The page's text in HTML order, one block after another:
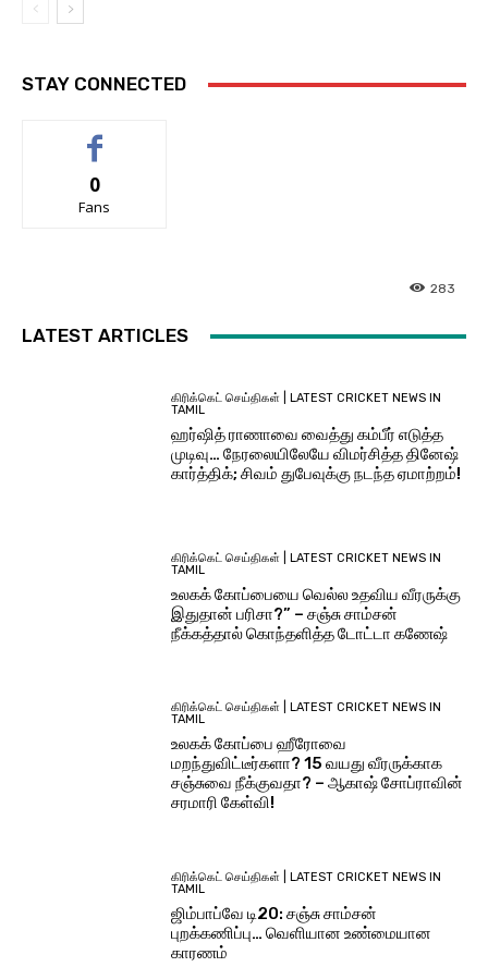
STAY CONNECTED
0
Fans
283
LATEST ARTICLES
கிரிக்கெட் செய்திகள் | LATEST CRICKET NEWS IN
TAMIL
ஹர்ஷித் ராணாவை வைத்து கம்பீர் எடுத்த
முடிவு… நேரலையிலேயே விமர்சித்த தினேஷ்
கார்த்திக்; சிவம் துபேவுக்கு நடந்த ஏமாற்றம்!
கிரிக்கெட் செய்திகள் | LATEST CRICKET NEWS IN
TAMIL
உலகக் கோப்பையை வெல்ல உதவிய வீரருக்கு
இதுதான் பரிசா?” – சஞ்சு சாம்சன்
நீக்கத்தால் கொந்தளித்த டோட்டா கணேஷ்
கிரிக்கெட் செய்திகள் | LATEST CRICKET NEWS IN
TAMIL
உலகக் கோப்பை ஹீரோவை
மறந்துவிட்டீர்களா? 15 வயது வீரருக்காக
சஞ்சுவை நீக்குவதா? – ஆகாஷ் சோப்ராவின்
சரமாரி கேள்வி!
கிரிக்கெட் செய்திகள் | LATEST CRICKET NEWS IN
TAMIL
ஜிம்பாப்வே டி20: சஞ்சு சாம்சன்
புறக்கணிப்பு… வெளியான உண்மையான
காரணம்